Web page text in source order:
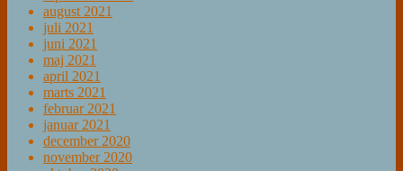
august 2021
juli 2021
juni 2021
maj 2021
april 2021
marts 2021
februar 2021
januar 2021
december 2020
november 2020